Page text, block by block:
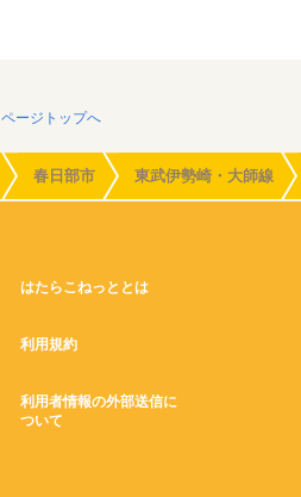
ページトップへ
春日部市 東武伊勢崎・大師線
はたらこねっととは
利用規約
利用者情報の外部送信に
ついて